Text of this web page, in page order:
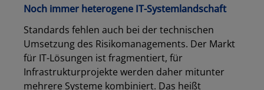
Noch immer heterogene IT-Systemlandschaft
Standards fehlen auch bei der technischen
Umsetzung des Risikomanagements. Der Markt
für IT-Lösungen ist fragmentiert, für
Infrastrukturprojekte werden daher mitunter
mehrere Systeme kombiniert. Das heißt